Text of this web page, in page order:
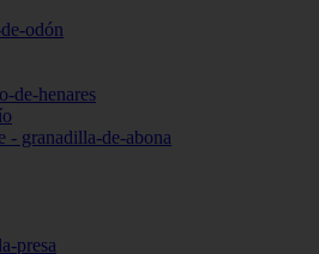
odón
de-henares
- granadilla-de-abona
presa